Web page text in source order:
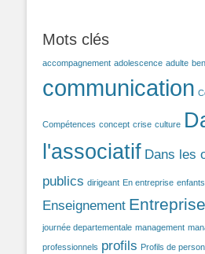
Mots clés
accompagnement adolescence adulte
communication
Compétences concept crise culture
l'associatif Dans les
publics dirigeant En entreprise enfants
Enseignement Entreprise
journée departementale management
professionnels profils Profils de